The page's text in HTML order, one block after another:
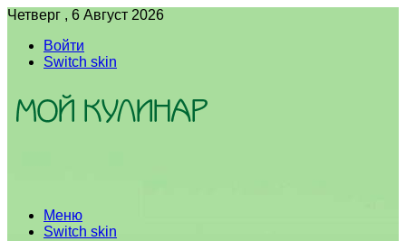
Четверг , 6 Август 2026
Войти
Switch skin
Меню
Switch skin